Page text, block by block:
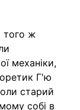
того ж
механіки,
Г'ю
старий
собі в